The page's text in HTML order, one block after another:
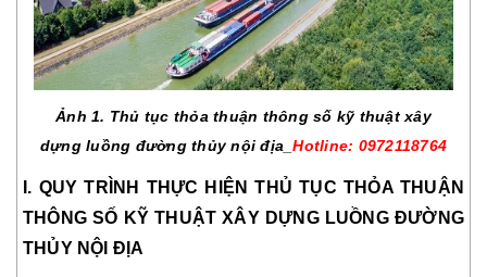
Ảnh 1. Thủ tục thỏa thuận thông số kỹ thuật xây
dựng luồng đường thủy nội địa_Hotline: 0972118764
I. QUY TRÌNH THỰC HIỆN THỦ TỤC THỎA THUẬN
THÔNG SỐ KỸ THUẬT XÂY DỰNG LUỒNG ĐƯỜNG
THỦY NỘI ĐỊA